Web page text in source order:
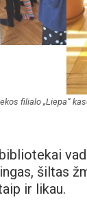
filialo „Liepa“
šiltas
ir likau.